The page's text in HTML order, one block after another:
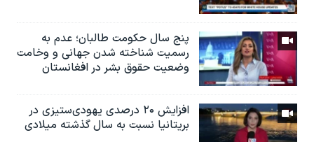
پنج سال حکومت طالبان؛ عدم به
رسمیت شناخته شدن جهانی و وخامت
وضعیت حقوق بشر در افغانستان
افزایش ۲۰ درصدی یهودی‌ستیزی در
بریتانیا نسبت به سال گذشته میلادی